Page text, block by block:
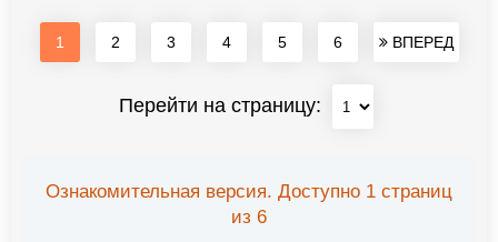
1 2 3 4 5 6 ВПЕРЕД
Перейти на страницу:
Ознакомительная версия. Доступно 1 страниц
из 6